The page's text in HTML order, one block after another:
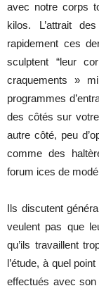
avec notre corps
kilos. L’attraitdes
rapidement ces
sculptent “leur
craquements »
programmes
des côtés sur votre
autre côté, peu
comme des
forum ices de
Ils discutent
veulent pas que
qu’ils travaillent
l’étude, à quelpoint
effectués avec son